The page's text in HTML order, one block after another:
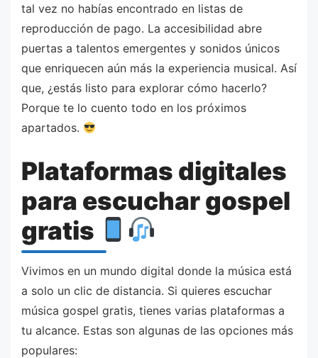
tal vez no habías encontrado en listas de
reproducción de pago. La accesibilidad abre
puertas a talentos emergentes y sonidos únicos
que enriquecen aún más la experiencia musical. Así
que, ¿estás listo para explorar cómo hacerlo?
Porque te lo cuento todo en los próximos
apartados.
Plataformas digitales
para escuchar gospel
gratis
Vivimos en un mundo digital donde la música está
a solo un clic de distancia. Si quieres escuchar
música gospel gratis, tienes varias plataformas a
tu alcance. Estas son algunas de las opciones más
populares: